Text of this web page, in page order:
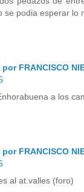
se podia esperar lo
FRANCISCO
a los
FRANCISCO
al at.valles (foro)